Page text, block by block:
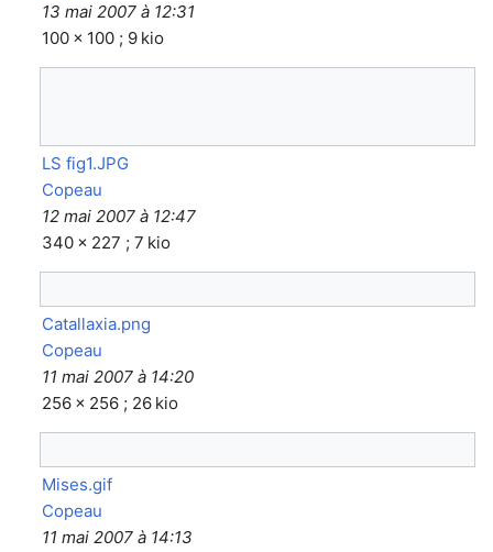
13 mai 2007 à 12:31
100 × 100 ; 9 kio
LS fig1.JPG
Copeau
12 mai 2007 à 12:47
340 × 227 ; 7 kio
Catallaxia.png
Copeau
11 mai 2007 à 14:20
256 × 256 ; 26 kio
Mises.gif
Copeau
11 mai 2007 à 14:13